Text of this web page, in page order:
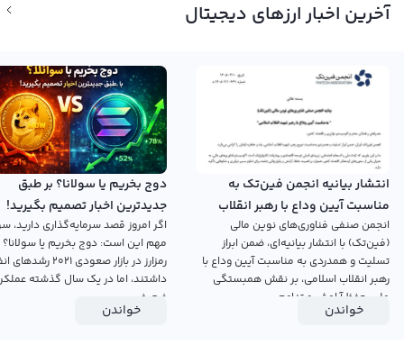
آخرین اخبار ارزهای دیجیتال
انتشار بیانیه انجمن فین‌تک به
مناسبت آیین وداع با رهبر انقلاب
اسلامی
انجمن صنفی فناوری‌های نوین مالی
(فین‌تک) با انتشار بیانیه‌ای، ضمن ابراز
تسلیت و همدردی به مناسبت آیین وداع با
رهبر انقلاب اسلامی، بر نقش همبستگی
ملی، حفظ آرامش و تداوم...
خواندن
دوج بخریم یا سولانا؟ بر طبق
جدیدترین اخبار تصمیم بگیرید!
اگر امروز قصد سرمایه‌گذاری دارید،
مهم این است: دوج بخریم یا
رمزارز در بازار صعودی ۲۰۲۱
داشتند، اما در یک سال گذشته
ضعیفی...
خواندن